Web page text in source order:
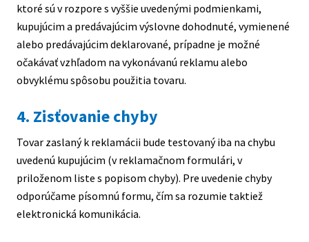
ktoré sú v rozpore s vyššie uvedenými podmienkami,
kupujúcim a predávajúcim výslovne dohodnuté, vymienené
alebo predávajúcim deklarované, prípadne je možné
očakávať vzhľadom na vykonávanú reklamu alebo
obvyklému spôsobu použitia tovaru.
4. Zisťovanie chyby
Tovar zaslaný k reklamácii bude testovaný iba na chybu
uvedenú kupujúcim (v reklamačnom formulári, v
priloženom liste s popisom chyby). Pre uvedenie chyby
odporúčame písomnú formu, čím sa rozumie taktiež
elektronická komunikácia.